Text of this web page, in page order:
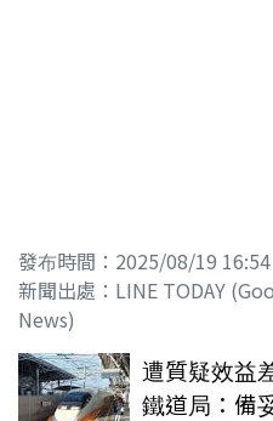
發布時間：2025/08/19 16:54
新聞出處：LINE TODAY
News)
遭質疑效益
鐵道局：備